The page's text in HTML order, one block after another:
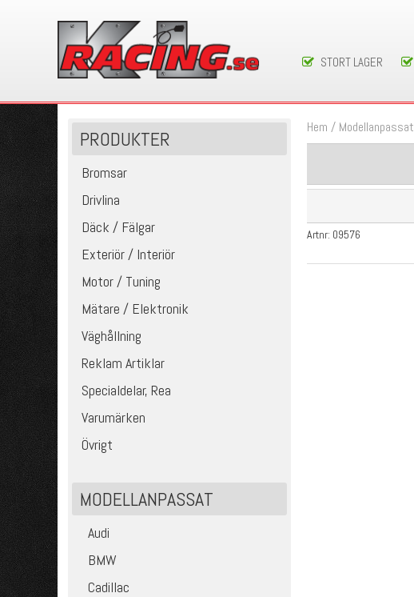
STORT LAGER
PRODUKTER
Bromsar
Drivlina
Däck / Fälgar
Exteriör / Interiör
Motor / Tuning
Mätare / Elektronik
Väghållning
Reklam Artiklar
Specialdelar, Rea
Varumärken
Övrigt
MODELLANPASSAT
Audi
BMW
Cadillac
Hem / Modellanpassat
Artnr: 09576